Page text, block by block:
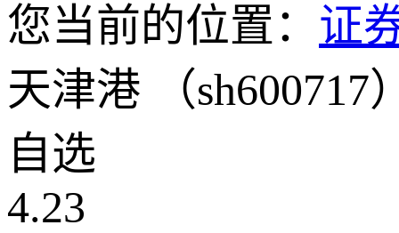
您当前的位置： 证
天津港
（sh600717
自选
4.23